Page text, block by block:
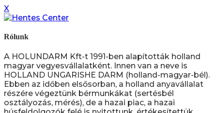
X
Rólunk
A HOLUNDARM Kft-t 1991-ben alapították holland
magyar vegyesvállalatként. Innen van a neve is
HOLLAND UNGARISHE DARM (holland-magyar-bél).
Ebben az időben elsősorban, a holland anyavállalat
részére végeztünk bérmunkákat (sertésbél
osztályozás, mérés), de a hazai piac, a hazai